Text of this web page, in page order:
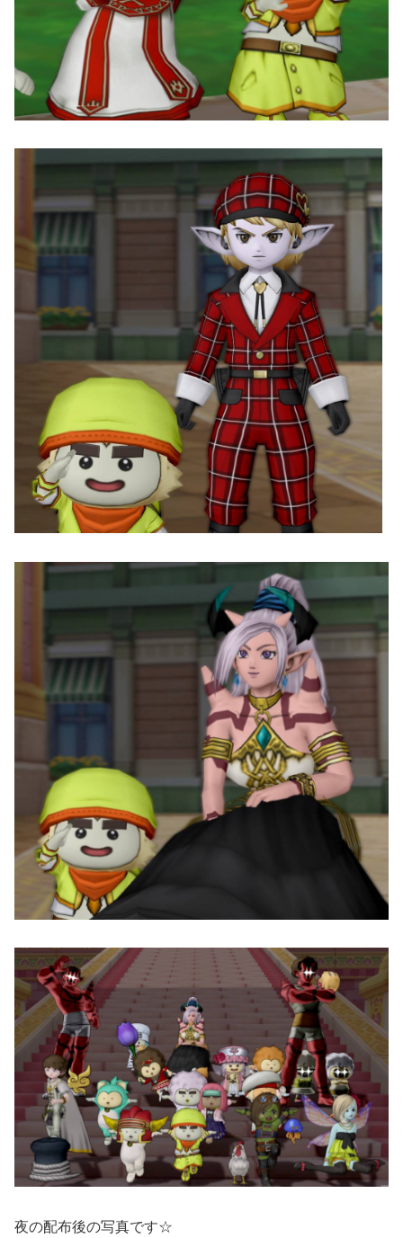
夜の配布後の写真です☆